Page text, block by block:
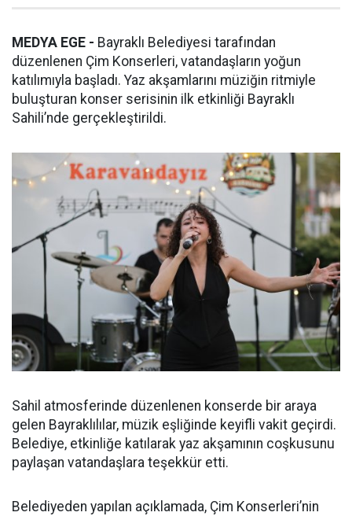
MEDYA EGE - Bayraklı Belediyesi tarafından
düzenlenen Çim Konserleri, vatandaşların yoğun
katılımıyla başladı. Yaz akşamlarını müziğin ritmiyle
buluşturan konser serisinin ilk etkinliği Bayraklı
Sahili’nde gerçekleştirildi.
Sahil atmosferinde düzenlenen konserde bir araya
gelen Bayraklılılar, müzik eşliğinde keyifli vakit geçirdi.
Belediye, etkinliğe katılarak yaz akşamının coşkusunu
paylaşan vatandaşlara teşekkür etti.
Belediyeden yapılan açıklamada, Çim Konserleri’nin